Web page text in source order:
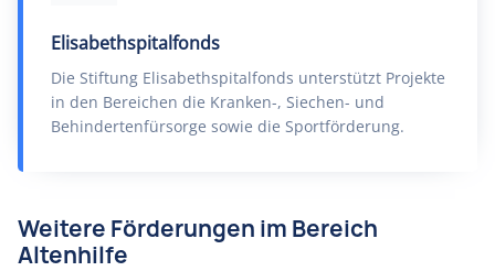
Elisabethspitalfonds
Die Stiftung Elisabethspitalfonds unterstützt Projekte
in den Bereichen die Kranken-, Siechen- und
Behindertenfürsorge sowie die Sportförderung.
Weitere Förderungen im Bereich
Altenhilfe